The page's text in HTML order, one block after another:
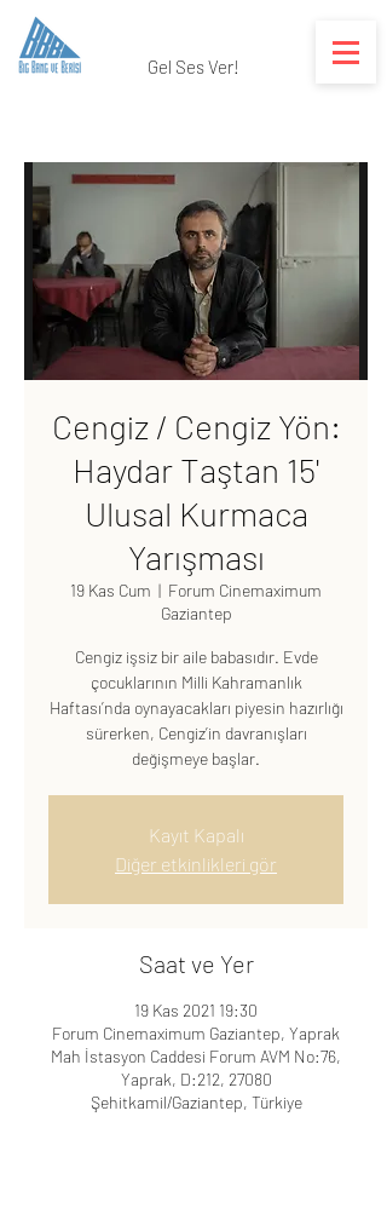
Gel Ses Ver!
Cengiz / Cengiz Yön:
Haydar Taştan 15'
Ulusal Kurmaca
Yarışması
19 Kas Cum
  |
Forum Cinemaximum
Gaziantep
Cengiz işsiz bir aile babasıdır. Evde
çocuklarının Milli Kahramanlık
Haftası’nda oynayacakları piyesin hazırlığı
sürerken, Cengiz’in davranışları
değişmeye başlar.
Kayıt Kapalı
Diğer etkinlikleri gör
Saat ve Yer
19 Kas 2021 19:30
Forum Cinemaximum Gaziantep, Yaprak
Mah İstasyon Caddesi Forum AVM No:76,
Yaprak, D:212, 27080
Şehitkamil/Gaziantep, Türkiye